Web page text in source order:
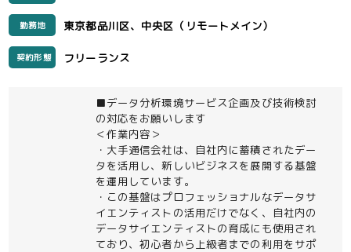
勤務地 東京都品川区、中央区（リモートメイン）
契約形態 フリーランス
■データ分析環境サービス企画及び技術検討
の対応をお願いします
＜作業内容＞
・大手通信会社は、自社内に蓄積されたデー
タを活用し、新しいビジネスを展開する基盤
を運用しています。
・この基盤はプロフェッショナルなデータサ
イエンティストの活用だけでなく、自社内の
データサイエンティストの育成にも使用され
ており、初心者から上級者までの利用をサポ